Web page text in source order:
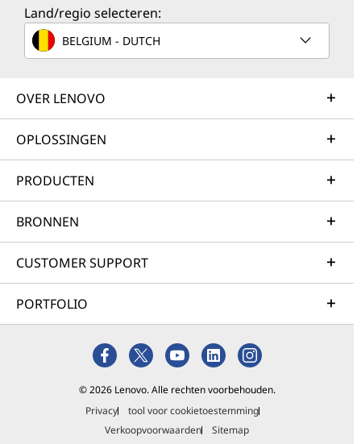
Land/regio selecteren:
BELGIUM - DUTCH
OVER LENOVO
OPLOSSINGEN
PRODUCTEN
BRONNEN
CUSTOMER SUPPORT
PORTFOLIO
© 2026 Lenovo. Alle rechten voorbehouden.
Privacy
tool voor cookietoestemming
Verkoopvoorwaarden
Sitemap